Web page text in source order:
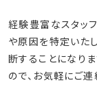
経験豊富なスタッ
や原因を特定いた
断することになり
ので、お気軽にご連